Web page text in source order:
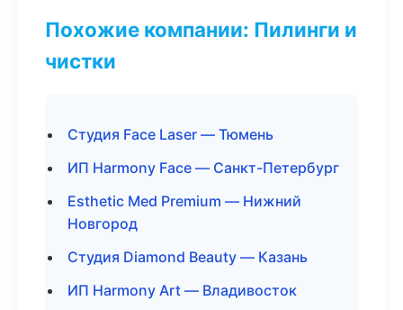
Похожие компании: Пилинги и
чистки
Студия Face Laser — Тюмень
ИП Harmony Face — Санкт-Петербург
Esthetic Med Premium — Нижний
Новгород
Студия Diamond Beauty — Казань
ИП Harmony Art — Владивосток